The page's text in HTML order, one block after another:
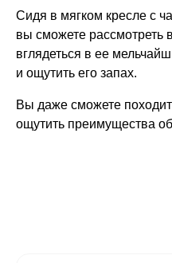
Сидя в мягком кресле с
вы сможете рассмотреть
вглядеться в ее
и ощутить его запах.
Вы даже сможете
ощутить преимущества